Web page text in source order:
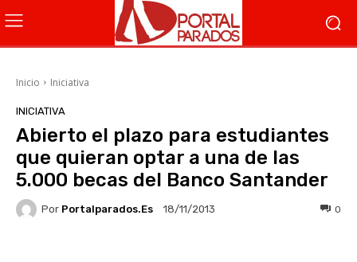
Inicio Iniciativa
INICIATIVA
Abierto el plazo para estudiantes
que quieran optar a una de las
5.000 becas del Banco Santander
Por Portalparados.es 18/11/2013 0